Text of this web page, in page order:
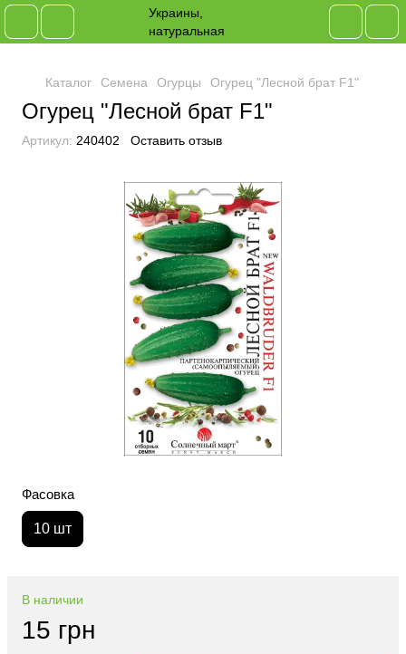
Каталог Семена Огурцы Огурец "Лесной брат F1"
Огурец "Лесной брат F1"
Артикул: 240402 Оставить отзыв
Фасовка
10 шт
В наличии
15 грн